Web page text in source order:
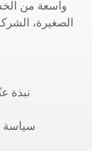
واسعة من
الصغيرة،
نبذة
سياسة